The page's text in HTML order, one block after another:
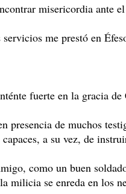
misericordia ante
me prestó en
fuerte en la gracia de
presencia de muchos
a su vez, de
como un buen
milicia se enreda en los